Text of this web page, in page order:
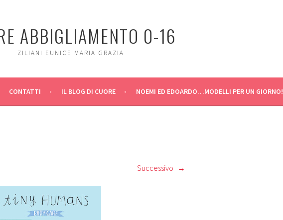
ABBIGLIAMENTO 0-16
ZILIANI EUNICE MARIA GRAZIA
CONTATTI IL BLOG DI CUORE NOEMI ED EDOARDO…MODELLI PER UN GIORNO!
Successivo